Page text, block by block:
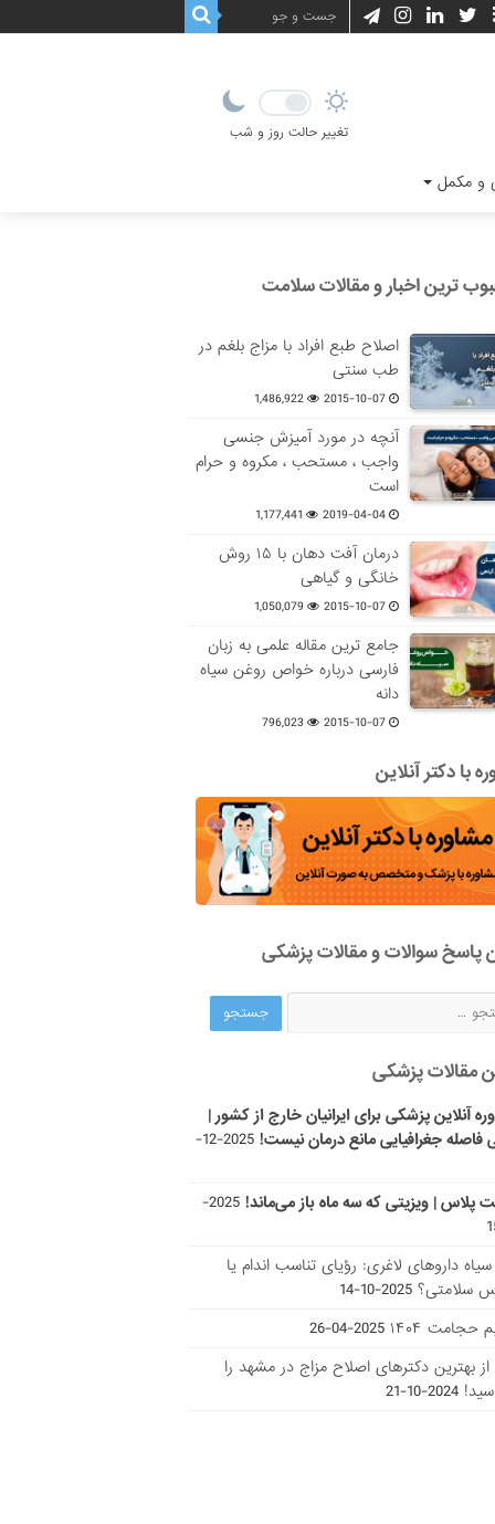
تغییر حالت روز و شب
مکمل
ترین اخبار و مقالات سلامت
اصلاح طبع افراد با مزاج بلغم در
طب سنتی
2015-10-07
1,486,922
آنچه در مورد آمیزش جنسی
واجب ، مستحب ، مکروه و حرام
است
2019-04-04
1,177,441
درمان آفت دهان با ۱۵ روش
خانگی و گیاهی
2015-10-07
1,050,079
جامع ترین مقاله علمی به زبان
فارسی درباره خواص روغن سیاه
دانه
2015-10-07
796,023
با دکتر آنلاین
پاسخ سوالات و مقالات پزشکی
مقالات پزشکی
آنلاین پزشکی برای ایرانیان خارج از کشور |
فاصله جغرافیایی مانع درمان نیست!
2025-12-
پلاس | ویزیتی که سه ماه باز می‌ماند! 2025-
سیاه داروهای لاغری: رؤیای تناسب اندام یا
سلامتی؟ 2025-10-14
حجامت ۱۴۰۴
2025-04-26
از بهترین دکتر‌های اصلاح مزاج در مشهد را
2024-10-21